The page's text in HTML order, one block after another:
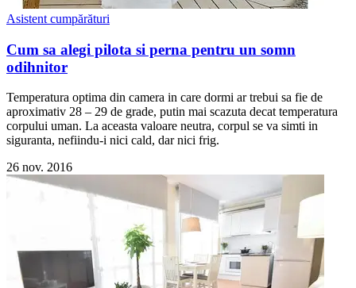
Asistent cumpărături
Cum sa alegi pilota si perna pentru un somn
odihnitor
Temperatura optima din camera in care dormi ar trebui sa fie de
aproximativ 28 – 29 de grade, putin mai scazuta decat temperatura
corpului uman. La aceasta valoare neutra, corpul se va simti in
siguranta, nefiindu-i nici cald, dar nici frig.
26 nov. 2016